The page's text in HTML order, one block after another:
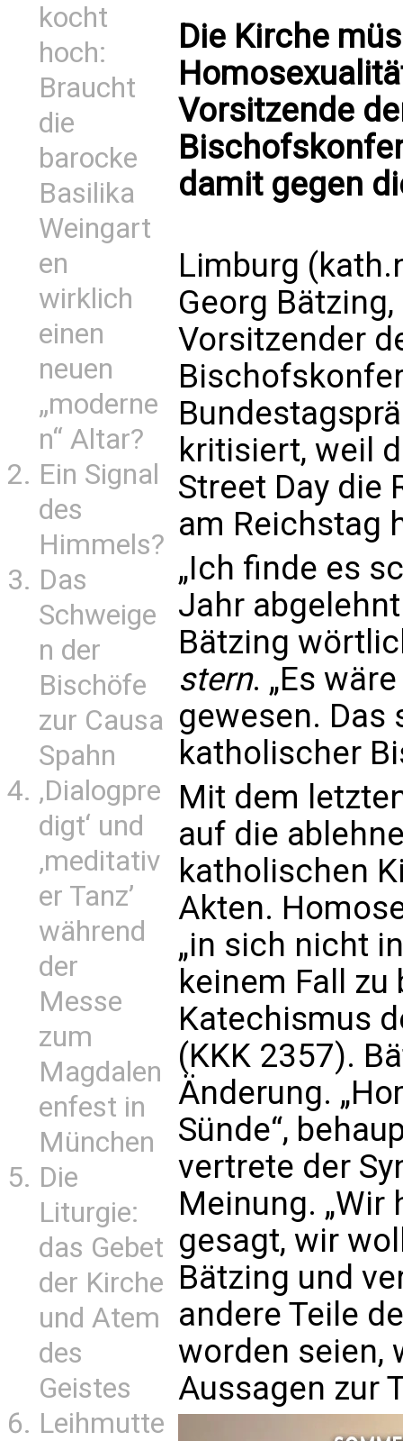
kocht
hoch:
Braucht
die
barocke
Basilika
Weingart
en
wirklich
einen
neuen
„moderne
n“ Altar?
Ein Signal
des
Himmels?
Das
Schweige
n der
Bischöfe
zur Causa
Spahn
‚Dialogpre
digt‘ und
‚meditativ
er Tanz’
während
der
Messe
zum
Magdalen
enfest in
München
Die
Liturgie:
das Gebet
der Kirche
und Atem
des
Geistes
Leihmutte
Die Kirche
Vorsitzende
damit gegen
Limburg
Georg
Vorsitzender
kritisiert, weil
Street Day die
am Reichstag
„Ich finde es
Jahr
Bätzing
stern. „Es
gewesen. Das
katholischer
Mit dem
auf die
katholischen
Akten.
„in sich nicht
keinem Fall zu
Katechismus
(KKK 2357).
Änderung.
Sünde“,
vertrete der
Meinung. „Wir
gesagt, wir
Bätzing und
andere Teile
worden seien,
Aussagen zur